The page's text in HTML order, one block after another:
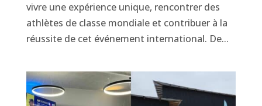
vivre une expérience unique, rencontrer des
athlètes de classe mondiale et contribuer à la
réussite de cet événement international. De...